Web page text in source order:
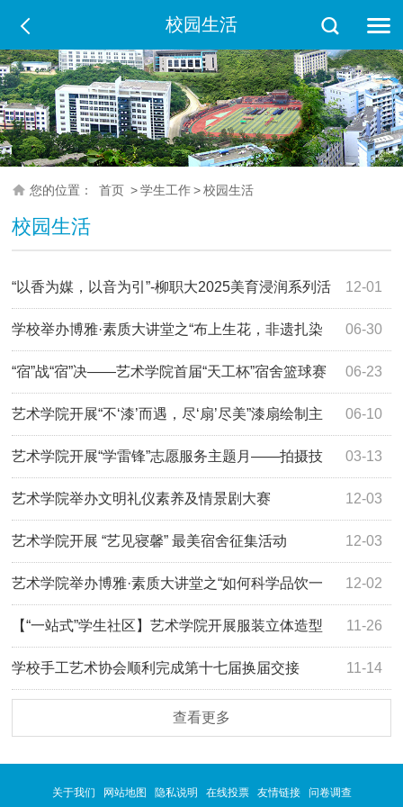
校园生活
您的位置： 首页 > 学生工作 > 校园生活
校园生活
12-01
“以香为媒，以音为引”-柳职大2025美育浸润系列活
动之“心理疗愈”首场“香音疗愈”工作坊，解锁非遗+艺术疗愈
新体验
06-30
学校举办博雅·素质大讲堂之“布上生花，非遗扎染
体验” 06-23
“宿”战“宿”决——艺术学院首届“天工杯”宿舍篮球赛
圆满闭幕 06-10
艺术学院开展“不‘漆’而遇，尽‘扇’尽美”漆扇绘制主
题活动 03-13
艺术学院开展“学雷锋”志愿服务主题月——拍摄技
巧教学活动 12-03
艺术学院举办文明礼仪素养及情景剧大赛
12-03
艺术学院开展 “艺见寝馨” 最美宿舍征集活动
12-02
艺术学院举办博雅·素质大讲堂之“如何科学品饮一
杯茶”主题讲座 11-26
【“一站式”学生社区】艺术学院开展服装立体造型
设计沙龙活动 11-14
学校手工艺术协会顺利完成第十七届换届交接
查看更多
关于我们 网站地图 隐私说明 在线投票 友情链接 问卷调查